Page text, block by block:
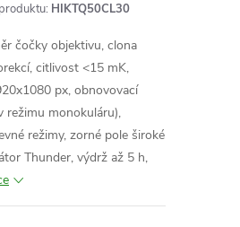
HIKTQ50CL30
čočky objektivu, clona
citlivost <15 mK,
px, obnovovací
režimu monokuláru),
režimy, zorné pole široké
Thunder, výdrž až 5 h,